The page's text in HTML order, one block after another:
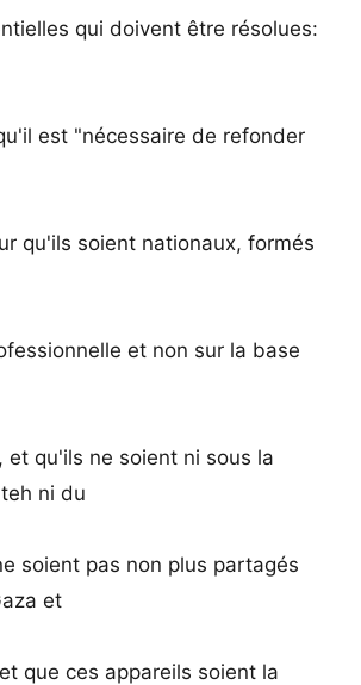
qui doivent être résolues:
est "nécessaire de refonder
qu'ils soient nationaux, formés
et non sur la base
et qu'ils ne soient ni sous la
ni du
soient pas non plus partagés
et
que ces appareils soient la